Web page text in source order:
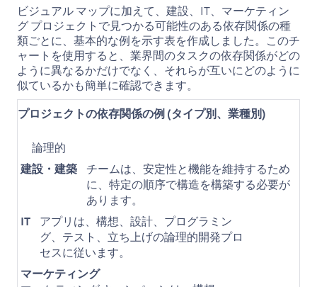
ビジュアル マップに加えて、建設、IT、マーケティン
グ プロジェクトで見つかる可能性のある依存関係の種
類ごとに、基本的な例を示す表を作成しました。このチ
ャートを使用すると、業界間のタスクの依存関係がどの
ように異なるかだけでなく、それらが互いにどのように
似ているかも簡単に確認できます。
プロジェクトの依存関係の例 (タイプ別、業種別)
論理的
建設・建築 チームは、安定性と機能を維持するため
に、特定の順序で構造を構築する必要が
あります。
IT
アプリは、構想、設計、プログラミン
グ、テスト、立ち上げの論理的開発プロ
セスに従います。
マーケティング